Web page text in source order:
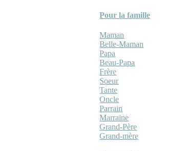
Pour la famille
Maman
Belle-Maman
Papa
Beau-Papa
Frère
Soeur
Tante
Oncle
Parrain
Marraine
Grand-Père
Grand-mère